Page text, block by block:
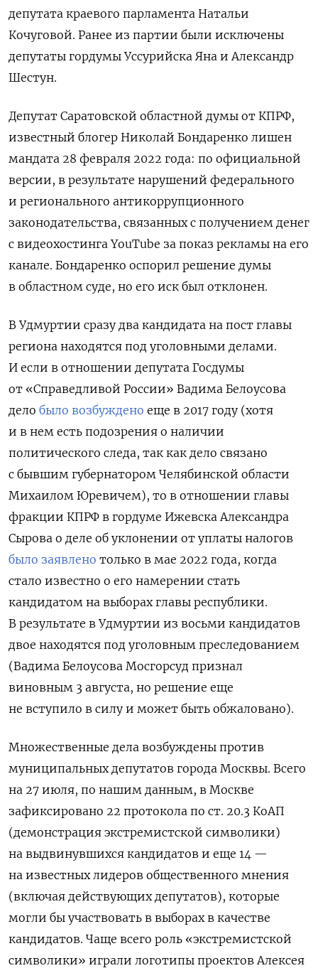
депутата краевого парламента Натальи
Кочуговой. Ранее из партии были исключены
депутаты гордумы Уссурийска Яна и Александр
Шестун.
Депутат Саратовской областной думы от КПРФ,
известный блогер Николай Бондаренко лишен
мандата 28 февраля 2022 года: по официальной
версии, в результате нарушений федерального
и регионального антикоррупционного
законодательства, связанных с получением денег
с видеохостинга YouTube за показ рекламы на его
канале. Бондаренко оспорил решение думы
в областном суде, но его иск был отклонен.
В Удмуртии сразу два кандидата на пост главы
региона находятся под уголовными делами.
И если в отношении депутата Госдумы
от «Справедливой России» Вадима Белоусова
дело было возбуждено еще в 2017 году (хотя
и в нем есть подозрения о наличии
политического следа, так как дело связано
с бывшим губернатором Челябинской области
Михаилом Юревичем), то в отношении главы
фракции КПРФ в гордуме Ижевска Александра
Сырова о деле об уклонении от уплаты налогов
было заявлено только в мае 2022 года, когда
стало известно о его намерении стать
кандидатом на выборах главы республики.
В результате в Удмуртии из восьми кандидатов
двое находятся под уголовным преследованием
(Вадима Белоусова Мосгорсуд признал
виновным 3 августа, но решение еще
не вступило в силу и может быть обжаловано).
Множественные дела возбуждены против
муниципальных депутатов города Москвы. Всего
на 27 июля, по нашим данным, в Москве
зафиксировано 22 протокола по ст. 20.3 КоАП
(демонстрация экстремистской символики)
на выдвинувшихся кандидатов и еще 14 —
на известных лидеров общественного мнения
(включая действующих депутатов), которые
могли бы участвовать в выборах в качестве
кандидатов. Чаще всего роль «экстремистской
символики» играли логотипы проектов Алексея